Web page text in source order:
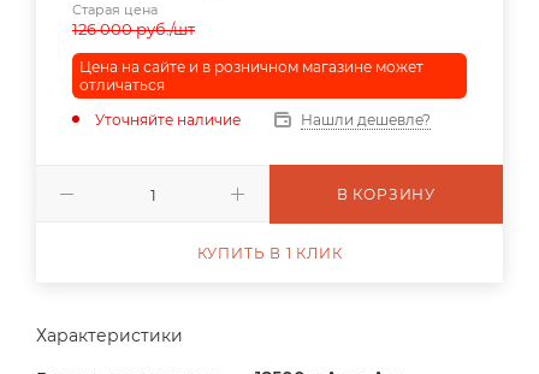
Характеристики
Старая цена
126 000руб./шт
Цена на сайте и в розничном магазине может
отличаться
Уточняйте наличие
Нашли дешевле?
В КОРЗИНУ
КУПИТЬ В 1 КЛИК